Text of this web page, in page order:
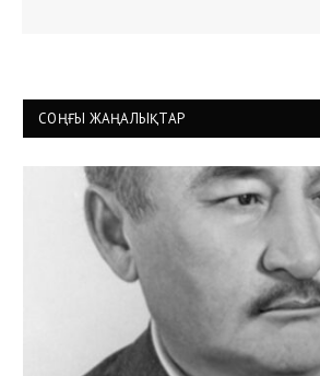
СОҢҒЫ ЖАҢАЛЫҚТАР